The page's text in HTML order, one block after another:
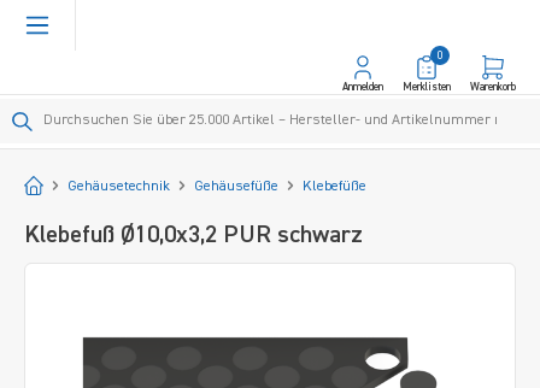
springen
Anmelden Merklisten
0
Warenkorb
Startseite
Gehäusetechnik Gehäusefüße Klebefüße
Klebefuß Ø10,0x3,2 PUR schwarz